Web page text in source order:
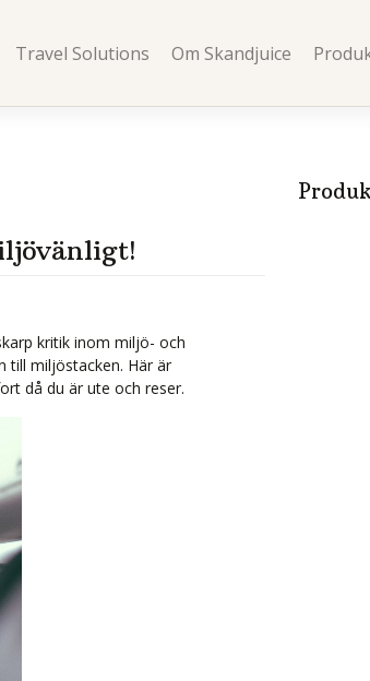
Travel Solutions Om Skandjuice
kritik inom miljö- och
till miljöstacken. Här är
då du är ute och reser.